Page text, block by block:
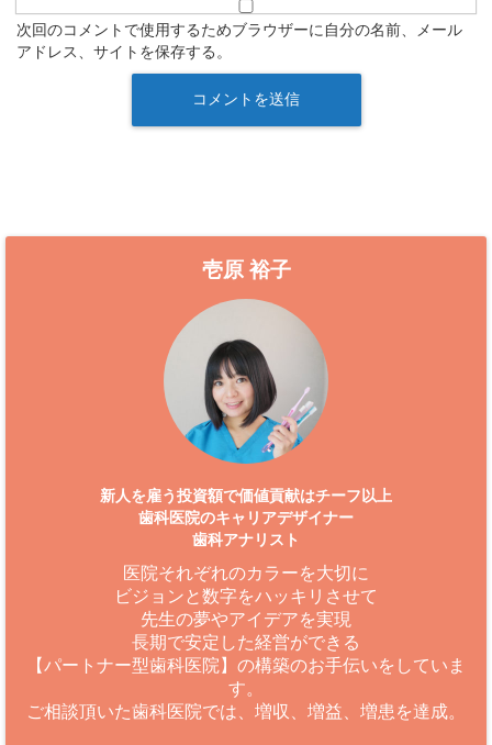
次回のコメントで使用するためブラウザーに自分の名前、メール
アドレス、サイトを保存する。
壱原 裕子
新人を雇う投資額で価値貢献はチーフ以上
歯科医院のキャリアデザイナー
歯科アナリスト
医院それぞれのカラーを大切に
ビジョンと数字をハッキリさせて
先生の夢やアイデアを実現
長期で安定した経営ができる
【パートナー型歯科医院】の構築のお手伝いをしていま
す。
ご相談頂いた歯科医院では、増収、増益、増患を達成。